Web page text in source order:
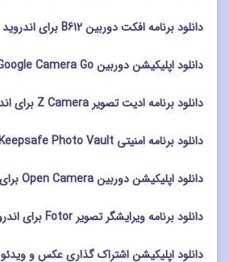
دانلود برنامه افکت دوربین B612 برای اندروید
دانلود اپلیکیشن دوربین Google Camera Go برای اندروید
دانلود برنامه ادیت تصویر Z Camera برای اندروید
دانلود برنامه امنیتی Keepsafe Photo Vault برای اندروید
دانلود اپلیکیشن دوربین Open Camera برای اندروید
دانلود برنامه ویرایشگر تصویر Fotor برای اندروید
دانلود اپلیکیشن اشتراک گذاری عکس و ویدئو Flickr برای اندروید